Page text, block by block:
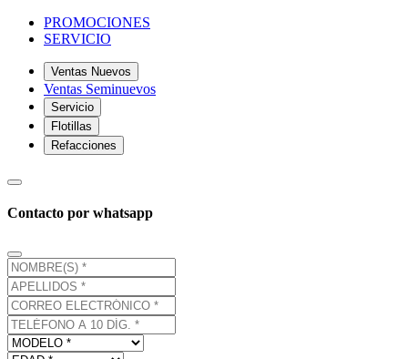
PROMOCIONES
SERVICIO
Ventas Nuevos
Ventas Seminuevos
Servicio
Flotillas
Refacciones
Contacto por whatsapp